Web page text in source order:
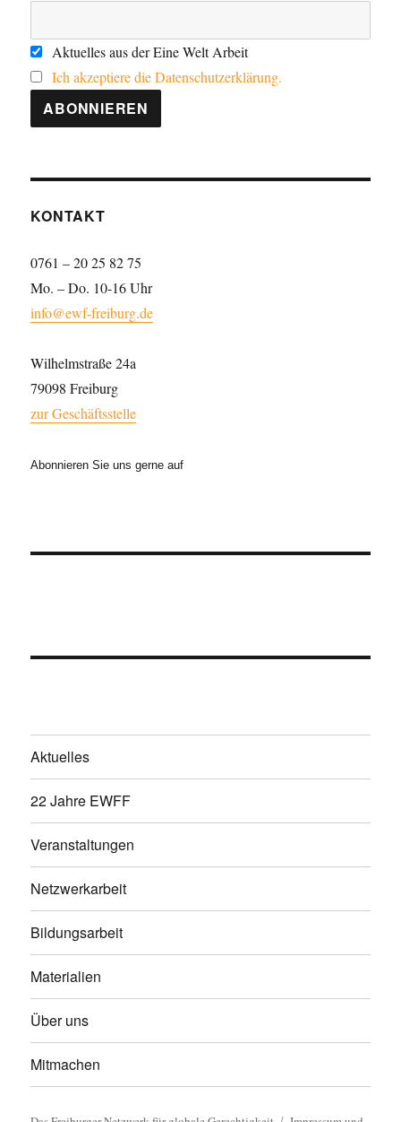
Aktuelles aus der Eine Welt Arbeit
Ich akzeptiere die Datenschutzerklärung.
KONTAKT
0761 – 20 25 82 75
Mo. – Do. 10-16 Uhr
info@ewf-freiburg.de
Wilhelmstraße 24a
79098 Freiburg
zur Geschäftsstelle
Abonnieren Sie uns gerne auf
Aktuelles
22 Jahre EWFF
Veranstaltungen
Netzwerkarbeit
Bildungsarbeit
Materialien
Über uns
Mitmachen